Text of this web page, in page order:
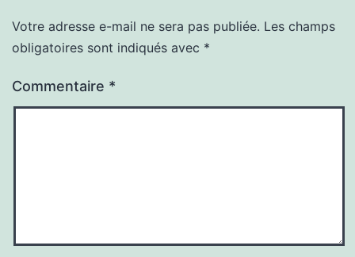
Votre adresse e-mail ne sera pas publiée. Les champs
obligatoires sont indiqués avec *
Commentaire *